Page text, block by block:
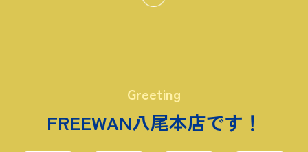
Greeting
FREEWAN八尾本店です！